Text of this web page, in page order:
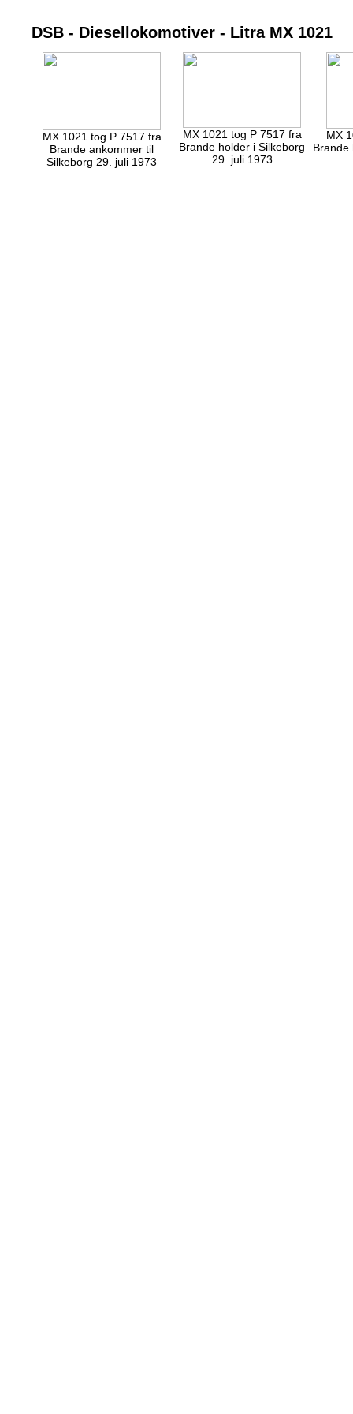
DSB - Diesellokomotiver - Litra MX 1021
MX 1021 tog P 7517 fra
Brande ankommer til
Silkeborg 29. juli 1973
MX 1021 tog P 7517 fra
Brande holder i Silkeborg
29. juli 1973
MX
Brande